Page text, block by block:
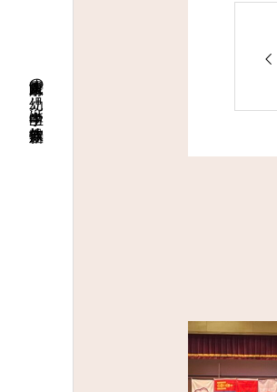
大阪府八尾市の幼児～中学生向け新体操教室